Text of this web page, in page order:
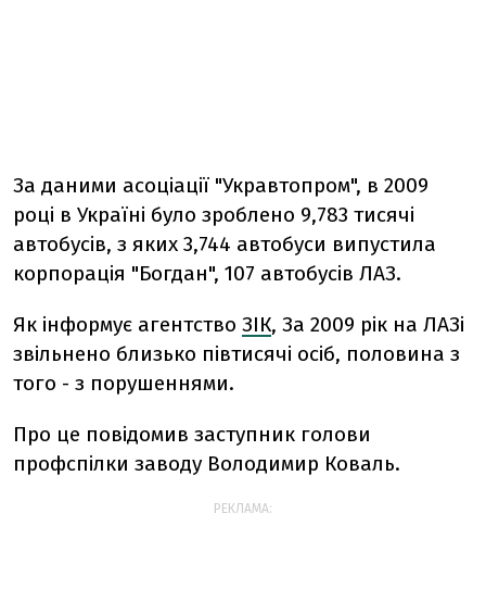
За даними асоціації "Укравтопром", в 2009
році в Україні було зроблено 9,783 тисячі
автобусів, з яких 3,744 автобуси випустила
корпорація "Богдан", 107 автобусів ЛАЗ.
Як інформує агентство ЗІК, За 2009 рік на ЛАЗі
звільнено близько півтисячі осіб, половина з
того - з порушеннями.
Про це повідомив заступник голови
профспілки заводу Володимир Коваль.
РЕКЛАМА: